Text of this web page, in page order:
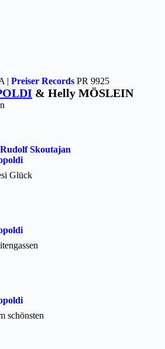
| Preiser Records PR 9925
& Helly MÖSLEIN
Rudolf Skoutajan
Glück
schönsten